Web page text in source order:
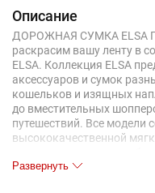
Описание
ДОРОЖНАЯ СУМКА ELSA Готовы к поездке в выходные? Мы
раскрасим вашу ленту в
ELSA. Коллекция ELSA
аксессуаров и сумок
кошельков и изящных
до вместительных
путешествий. Все модели
высококачественной
тиснение логотипа
Развернуть